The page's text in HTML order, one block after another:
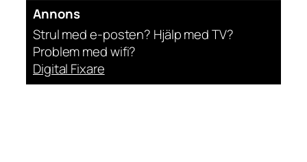
Annons
Strul med e-posten? Hjälp med TV?
Problem med wifi?
Digital Fixare